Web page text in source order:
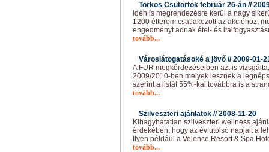
Torkos Csütörtök február 26-án //
Idén is megrendezésre kerül a nagy
1200 étterem csatlakozott az akcióhoz,
engedményt adnak étel- és
tovább...
Városlátogatásoké a jövő //2009-01-
A FUR megkérdezéseiben azt is
2009/2010-ben melyek lesznek a
szerint a listát 55%-kal továbbra is a
tovább...
Szilveszteri ajánlatok //2008-11-20
Kihagyhatatlan szilveszteri wellness
érdekében, hogy az év utolsó napjait a
Ilyen például a Velence Resort & Spa
tovább...